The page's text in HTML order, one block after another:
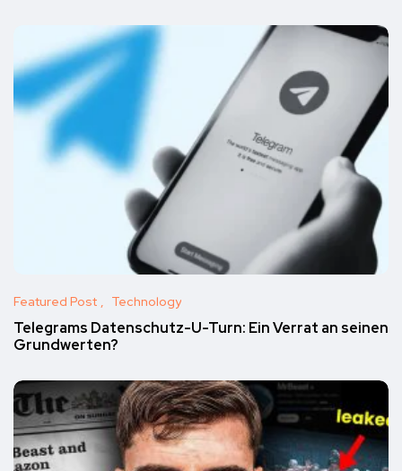
Featured Post Technology
Telegrams Datenschutz-U-Turn: Ein Verrat an seinen
Grundwerten?